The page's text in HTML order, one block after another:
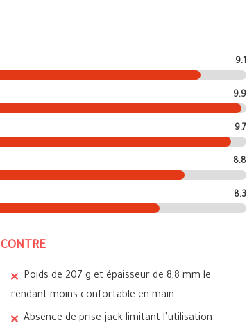
9.1
9.9
9.7
8.8
8.3
CONTRE
Poids de 207 g et épaisseur de 8,8 mm le
rendant moins confortable en main.
Absence de prise jack limitant l’utilisation